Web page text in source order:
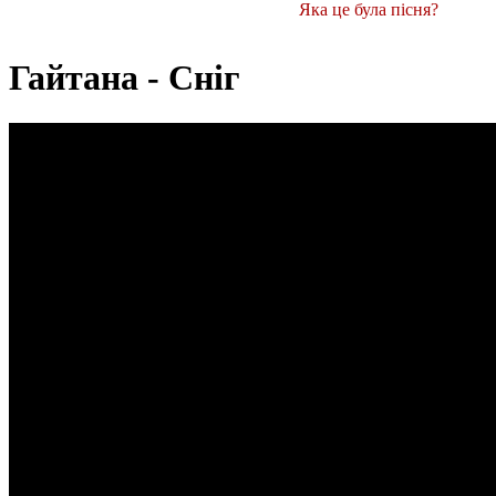
Яка це була пісня?
Гайтана - Сніг